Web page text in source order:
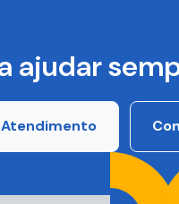
ajudar
Atendimento